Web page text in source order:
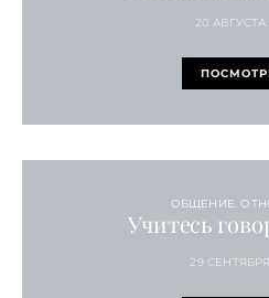
20 АВГУСТА
ОБЩЕНИЕ.
Учитесь
29